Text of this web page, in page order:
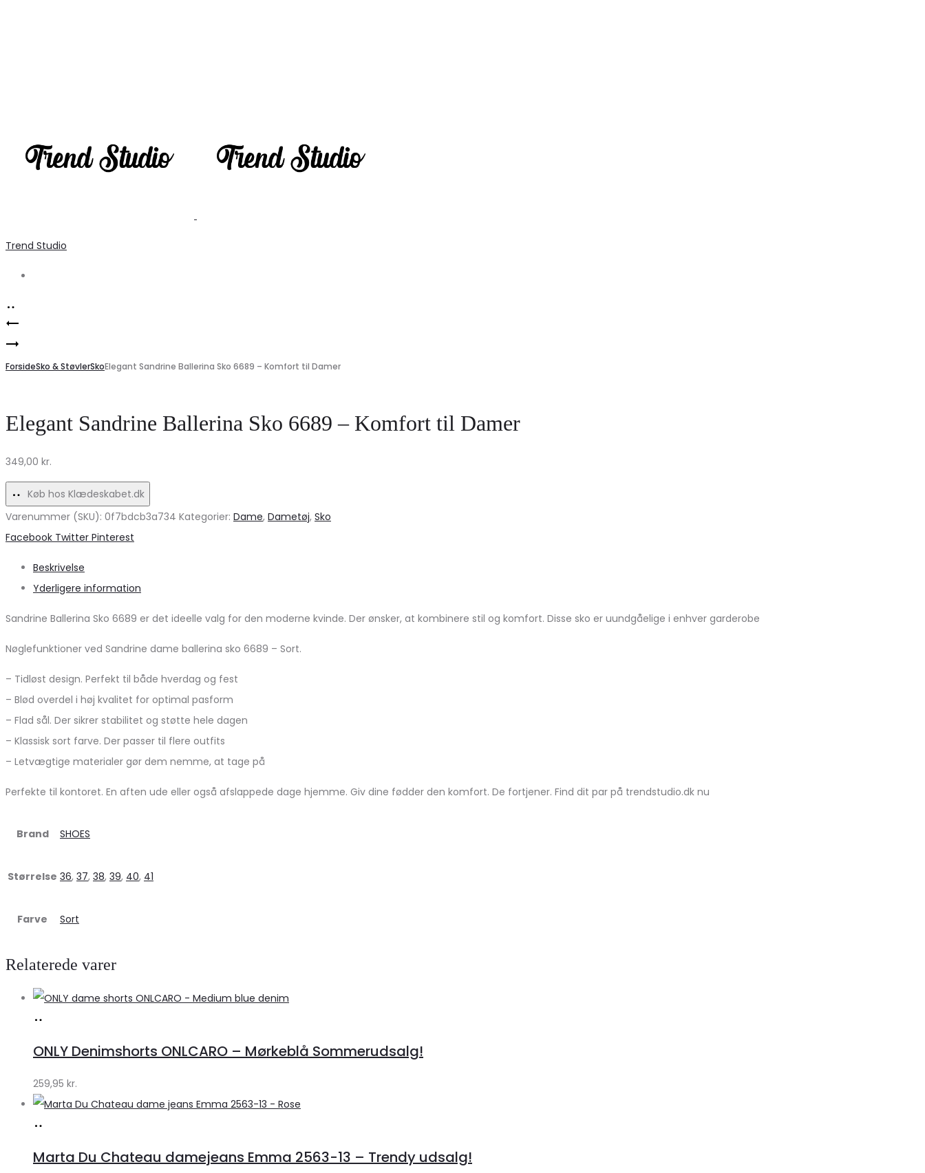
Trend Studio
Product
navigation
strikkjole
Hot
VERO
MODA
–
Forårsudsalg
ForsideSko & StøvlerSkoElegant Sandrine Ballerina Sko 6689 – Komfort til Damer
Elegant Sandrine Ballerina Sko 6689 – Komfort til Damer
349,00 kr.
Køb hos Klædeskabet.dk
Varenummer (SKU): 0f7bdcb3a734 Kategorier: Dame, Dametøj, Sko
Share
Facebook Twitter Pinterest
Beskrivelse
Yderligere information
Sandrine Ballerina Sko 6689 er det ideelle valg for den moderne kvinde. Der ønsker, at kombinere stil og komfort. Disse sko er uundgåelige i enhver garderobe
Nøglefunktioner ved Sandrine dame ballerina sko 6689 – Sort.
– Tidløst design. Perfekt til både hverdag og fest
– Blød overdel i høj kvalitet for optimal pasform
– Flad sål. Der sikrer stabilitet og støtte hele dagen
– Klassisk sort farve. Der passer til flere outfits
– Letvægtige materialer gør dem nemme, at tage på
Perfekte til kontoret. En aften ude eller også afslappede dage hjemme. Giv dine fødder den komfort. De fortjener. Find dit par på trendstudio.dk nu
Brand SHOES
Størrelse 36, 37, 38, 39, 40, 41
Farve Sort
Relaterede varer
Klædeskabet.dk
ONLY Denimshorts ONLCARO – Mørkeblå Sommerudsalg!
259,95 kr.
Klædeskabet.dk
Marta Du Chateau damejeans Emma 2563-13 – Trendy udsalg!